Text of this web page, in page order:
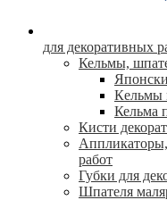
для декоративных
Кельмы,
Кeльмы
Кельма
Кисти
работ
Губки для
Шпателя